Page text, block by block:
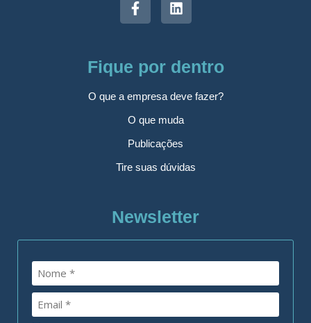
Fique por dentro
O que a empresa deve fazer?
O que muda
Publicações
Tire suas dúvidas
Newsletter